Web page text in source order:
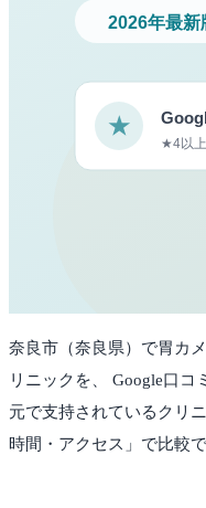
奈良市 （奈良県）で胃カ
リニックを、 Google口コ
元で支持されているクリ
時間・アクセス」で比較で